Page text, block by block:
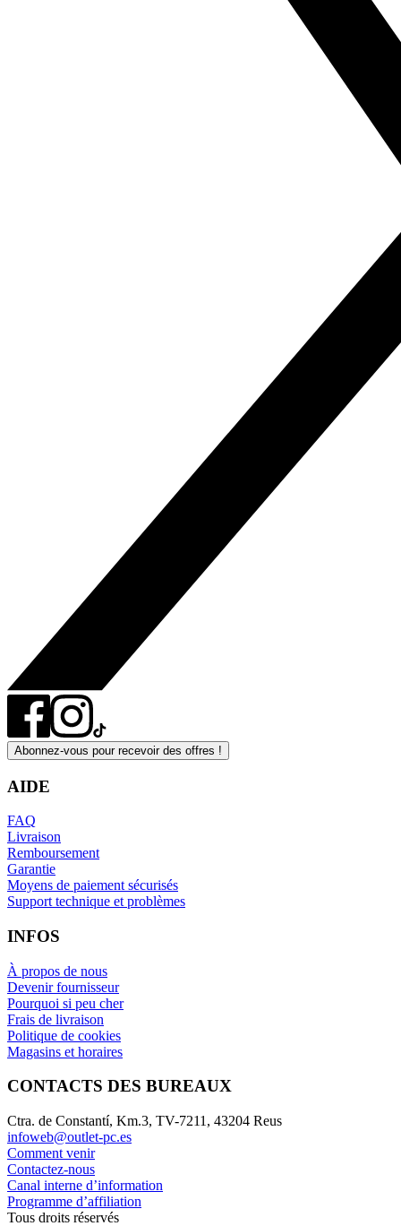
Abonnez-vous pour recevoir des offres !
AIDE
FAQ
Livraison
Remboursement
Garantie
Moyens de paiement sécurisés
Support technique et problèmes
INFOS
À propos de nous
Devenir fournisseur
Pourquoi si peu cher
Frais de livraison
Politique de cookies
Magasins et horaires
CONTACTS DES BUREAUX
Ctra. de Constantí, Km.3, TV-7211, 43204 Reus
infoweb@outlet-pc.es
Comment venir
Contactez-nous
Canal interne d’information
Programme d’affiliation
Tous droits réservés